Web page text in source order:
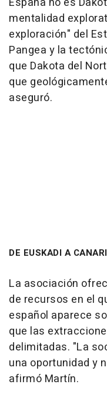
mentalidad
exploración" del
Pangea y la
que Dakota del
que
aseguró.
DE EUSKADI A
La asociación
de recursos en el
español aparece
que las
delimitadas. "La
una oportunidad y
afirmó Martín.